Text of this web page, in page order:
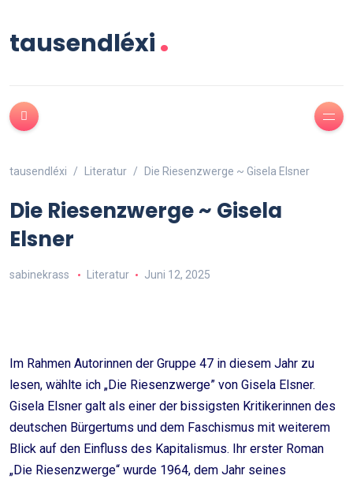
tausendléxi.
tausendléxi Literatur Die Riesenzwerge ~ Gisela Elsner
Die Riesenzwerge ~ Gisela
Elsner
sabinekrass Literatur Juni 12, 2025
Im Rahmen Autorinnen der Gruppe 47 in diesem Jahr zu
lesen, wählte ich „Die Riesenzwerge” von Gisela Elsner.
Gisela Elsner galt als einer der bissigsten Kritikerinnen des
deutschen Bürgertums und dem Faschismus mit weiterem
Blick auf den Einfluss des Kapitalismus. Ihr erster Roman
„Die Riesenzwerge“ wurde 1964, dem Jahr seines